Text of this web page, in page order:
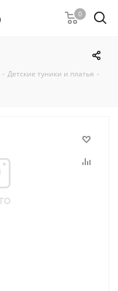
0
- Детские туники и платья -